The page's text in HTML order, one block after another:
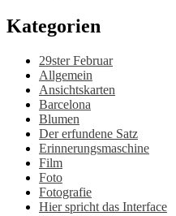
Kategorien
29ster Februar
Allgemein
Ansichtskarten
Barcelona
Blumen
Der erfundene Satz
Erinnerungsmaschine
Film
Foto
Fotografie
Hier spricht das Interface